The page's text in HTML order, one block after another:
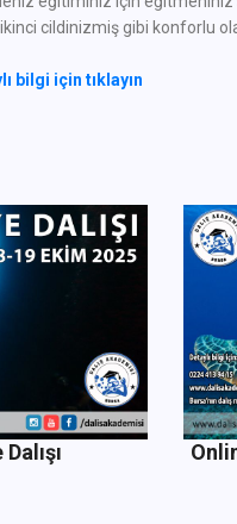
cildinizmiş gibi konforlu
bilgi için tıklayın